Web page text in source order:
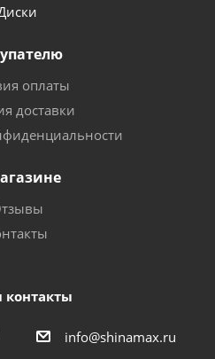
оплаты
доставки
info@shinamax.ru